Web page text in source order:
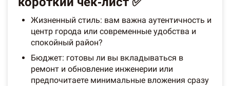
Жизненный стиль: вам важна аутентичность и
центр города или современные удобства и
спокойный район?
Бюджет: готовы ли вы вкладываться в
ремонт и обновление инженерии или
предпочитаете минимальные вложения сразу